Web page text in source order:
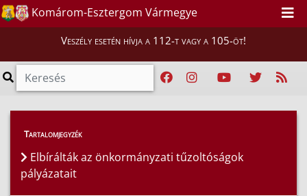
Komárom-Esztergom Vármegye
Veszély esetén hívja a 112-t vagy a 105-öt!
Híreink > Hírek
Tartalomjegyzék
Elbírálták az önkormányzati tűzoltóságok
pályázatait